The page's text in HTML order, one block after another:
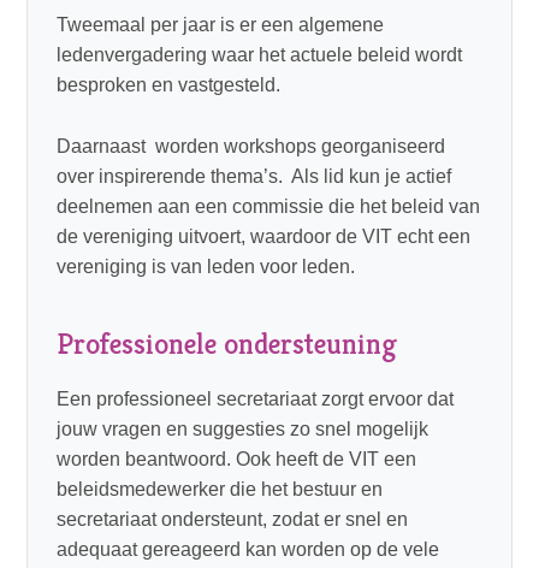
Tweemaal per jaar is er een algemene
ledenvergadering waar het actuele beleid wordt
besproken en vastgesteld.
Daarnaast worden workshops georganiseerd
over inspirerende thema’s. Als lid kun je actief
deelnemen aan een commissie die het beleid van
de vereniging uitvoert, waardoor de VIT echt een
vereniging is van leden voor leden.
Professionele ondersteuning
Een professioneel secretariaat zorgt ervoor dat
jouw vragen en suggesties zo snel mogelijk
worden beantwoord. Ook heeft de VIT een
beleidsmedewerker die het bestuur en
secretariaat ondersteunt, zodat er snel en
adequaat gereageerd kan worden op de vele